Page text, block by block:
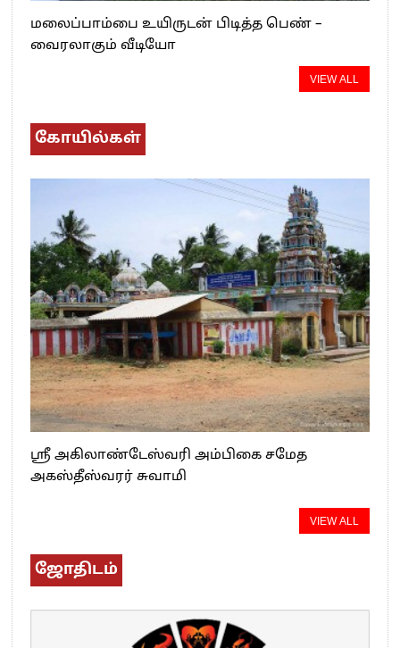
மலைப்பாம்பை உயிருடன் பிடித்த பெண் –
வைரலாகும் வீடியோ
VIEW ALL
கோயில்கள்
ஸ்ரீ அகிலாண்டேஸ்வரி அம்பிகை சமேத
அகஸ்தீஸ்வரர் சுவாமி
VIEW ALL
ஜோதிடம்